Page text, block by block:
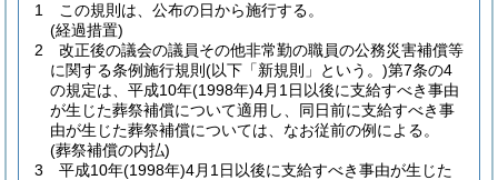
1
この規則は、公布の日から施行する。
(経過措置)
2
改正後の議会の議員その他非常勤の職員の公務災害補償等
に関する条例施行規則 (以下「新規則」という。)第7条の4
の規定は、平成10年(1998年)4月1日以後に支給すべき事由
が生じた葬祭補償について適用し、同日前に支給すべき事
由が生じた葬祭補償については、なお従前の例による。
(葬祭補償の内払)
3
平成10年(1998年)4月1日以後に支給すべき事由が生じた